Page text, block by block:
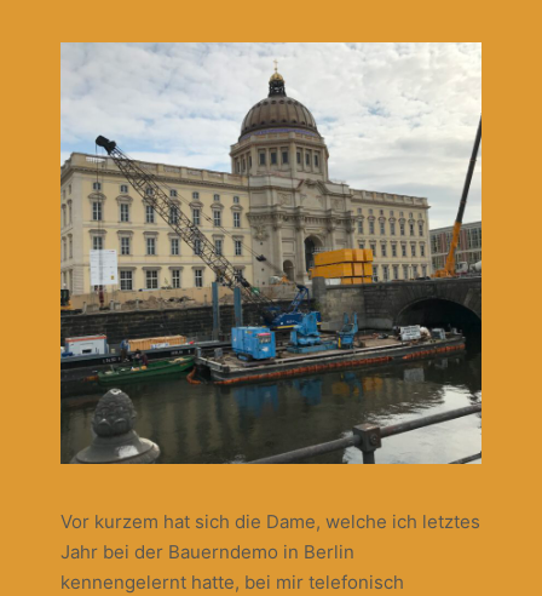
Vor kurzem hat sich die Dame, welche ich letztes
Jahr bei der Bauerndemo in Berlin
kennengelernt hatte, bei mir telefonisch